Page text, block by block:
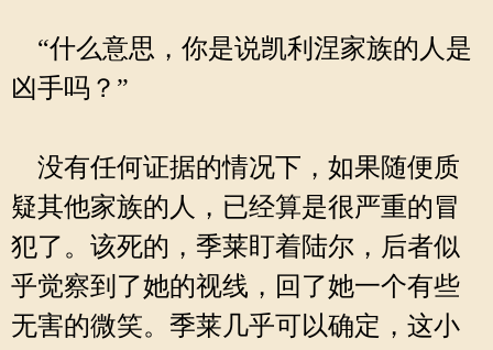
“什么意思，你是说凯利涅家族的人是
凶手吗？”
没有任何证据的情况下，如果随便质
疑其他家族的人，已经算是很严重的冒
犯了。该死的，季莱盯着陆尔，后者似
乎觉察到了她的视线，回了她一个有些
无害的微笑。季莱几乎可以确定，这小